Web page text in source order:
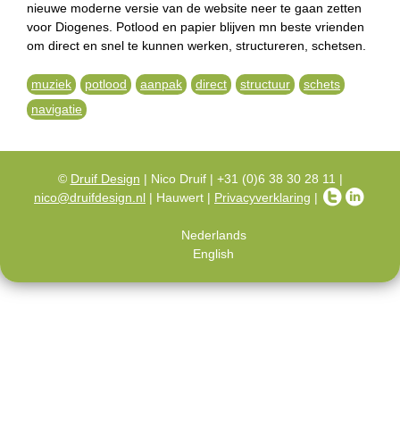
nieuwe moderne versie van de website neer te gaan zetten
voor Diogenes. Potlood en papier blijven mn beste vrienden
om direct en snel te kunnen werken, structureren, schetsen.
muziek potlood aanpak direct structuur
schets
navigatie
© Druif Design | Nico Druif | +31 (0)6 38 30 28 11 |
nico@druifdesign.nl | Hauwert | Privacyverklaring |
Nederlands
English